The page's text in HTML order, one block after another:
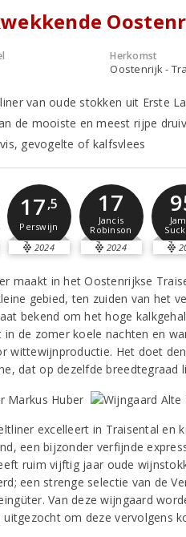
Herkomst
Oostenrijk -
van oude stokken uit Erste
de mooiste en meest rijpe
gevogelte of kalfsvlees
17,5
Perswijn
2024
17
Jancis
Robinson
2024
maakt in het Oostenrijkse
gebied, ten zuiden van het
bekend om het hoge
in de zomer koele nachten en
wittewijnproductie. Het doet
dat op dezelfde breedtegraad
excelleert in Traisental en
een bijzonder verfijnde
ruim vijftig jaar oude
een strenge selectie van de
Van deze wijngaard
uitgezocht om deze vervolgens